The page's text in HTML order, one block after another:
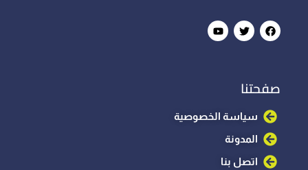
صفحتنا
سياسة الخصوصية
المدونة
اتصل بنا